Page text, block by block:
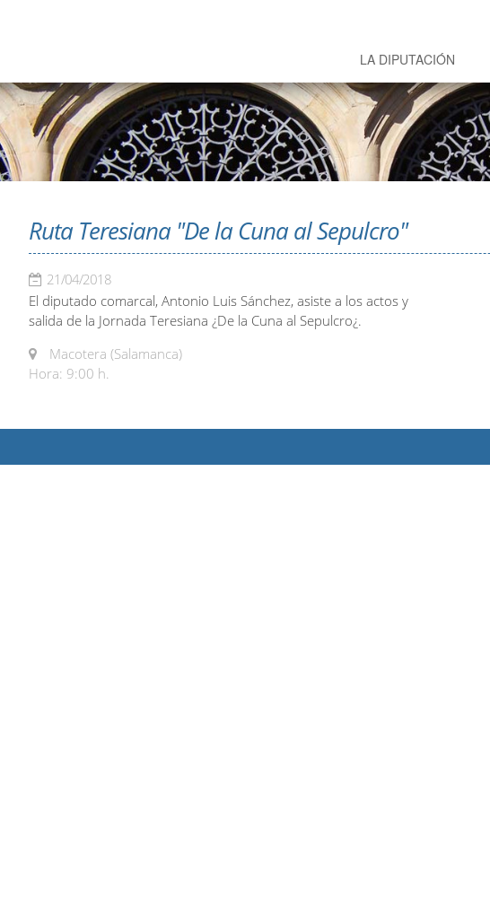
LA DIPUTACIÓN
Ruta Teresiana "De la Cuna al Sepulcro"
21/04/2018
El diputado comarcal, Antonio Luis Sánchez, asiste a los actos y
salida de la Jornada Teresiana ¿De la Cuna al Sepulcro¿.
Macotera (Salamanca)
Hora: 9:00 h.